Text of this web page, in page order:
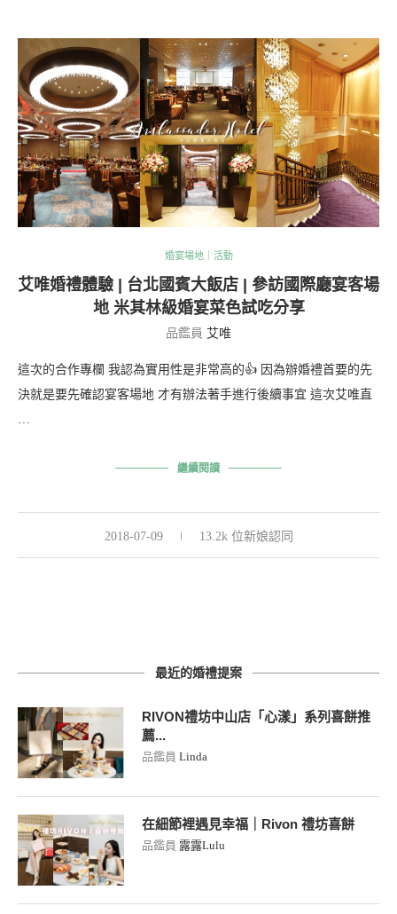
婚宴場地｜活動
艾唯婚禮體驗 | 台北國賓大飯店 | 參訪國際廳宴客場
地 米其林級婚宴菜色試吃分享
品鑑員 艾唯
這次的合作專欄 我認為實用性是非常高的👍 因為辦婚禮首要的先
決就是要先確認宴客場地 才有辦法著手進行後續事宜 這次艾唯直
…
繼續閱讀
2018-07-09 13.2k 位新娘認同
最近的婚禮提案
RIVON禮坊中山店「心漾」系列喜餅推
薦...
品鑑員 Linda
在細節裡遇見幸福｜Rivon 禮坊喜餅
品鑑員 露露Lulu